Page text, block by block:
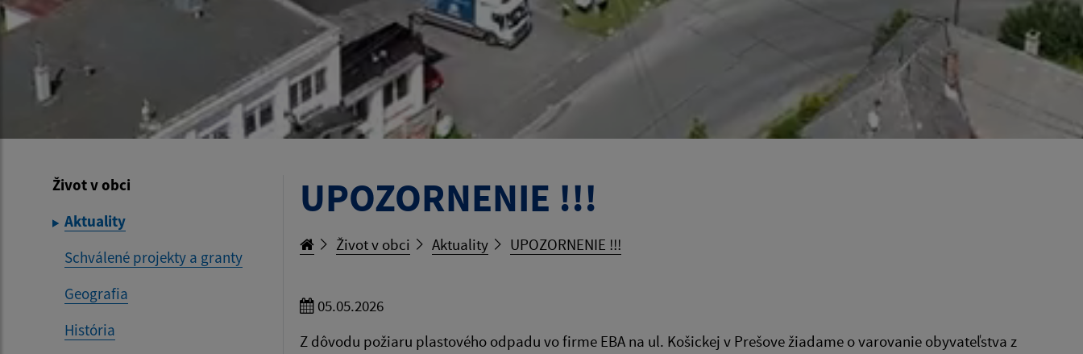
Život v obci
Aktuality
Schválené projekty a granty
Geografia
História
UPOZORNENIE !!!
Život v obci Aktuality UPOZORNENIE !!!
05.05.2026
Z dôvodu požiaru plastového odpadu vo firme EBA na ul. Košickej v Prešove žiadame o varovanie obyvateľstva z